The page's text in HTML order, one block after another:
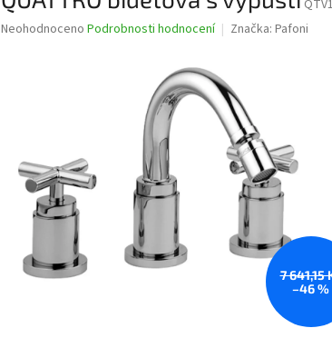
Průměrné
Neohodnoceno Podrobnosti hodnocení Značka: Pafoni
7 641,15
–46 %